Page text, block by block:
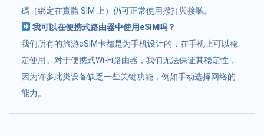
碼（綁定在實體 SIM 上）仍可正常使用撥打與接聽。
我可以在便携式路由器中使用eSIM吗？
我们所有的旅游eSIM卡都是为手机设计的，在手机上可以稳
定使用。对于便携式Wi-Fi路由器，我们无法保证其稳定性，
因为许多此类设备缺乏一些关键功能，例如手动选择网络的
能力。